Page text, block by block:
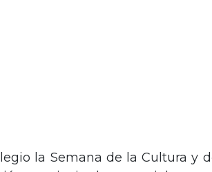
la Semana de la Cultura y